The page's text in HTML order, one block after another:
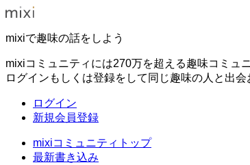
mixiで趣味の話をしよう
mixiコミュニティには270万を超える趣味コミュ
ログインもしくは登録をして同じ趣味の人と出会
ログイン
新規会員登録
mixiコミュニティトップ
最新書き込み